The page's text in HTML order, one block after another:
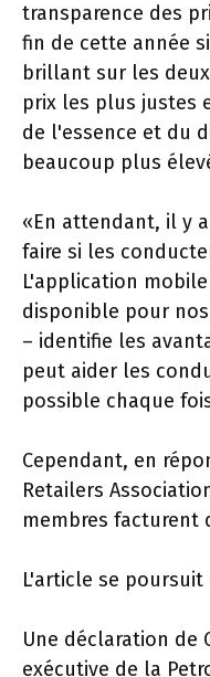
transparence des
fin de cette année
brillant sur les
prix les plus justes
de l'essence et du
beaucoup plus
«En attendant, il y
faire si les
L'application
disponible pour
– identifie les
peut aider les
possible chaque
Cependant, en
Retailers
membres facturent
L'article se poursuit
Une déclaration de
exécutive de la